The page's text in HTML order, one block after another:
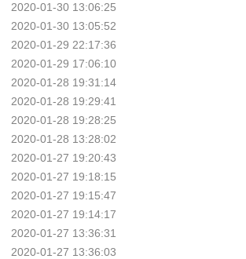
2020-01-30 13:06:25
2020-01-30 13:05:52
2020-01-29 22:17:36
2020-01-29 17:06:10
2020-01-28 19:31:14
2020-01-28 19:29:41
2020-01-28 19:28:25
2020-01-28 13:28:02
2020-01-27 19:20:43
2020-01-27 19:18:15
2020-01-27 19:15:47
2020-01-27 19:14:17
2020-01-27 13:36:31
2020-01-27 13:36:03